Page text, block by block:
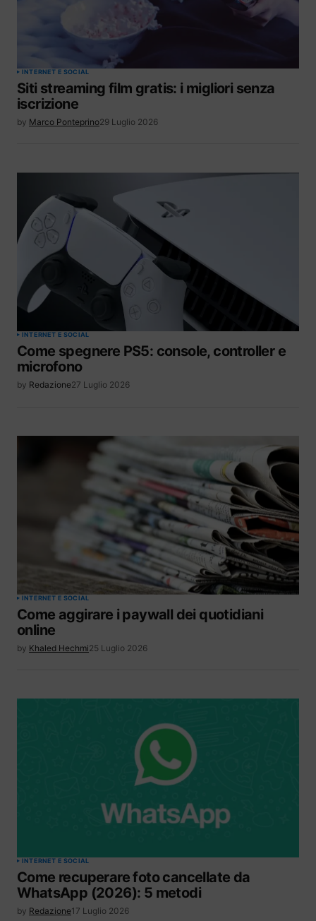
INTERNET E SOCIAL
Siti streaming film gratis: i migliori senza
iscrizione
by Marco Ponteprino29 Luglio 2026
INTERNET E SOCIAL
Come spegnere PS5: console, controller e
microfono
by Redazione27 Luglio 2026
INTERNET E SOCIAL
Come aggirare i paywall dei quotidiani
online
by Khaled Hechmi25 Luglio 2026
INTERNET E SOCIAL
Come recuperare foto cancellate da
WhatsApp (2026): 5 metodi
by Redazione17 Luglio 2026